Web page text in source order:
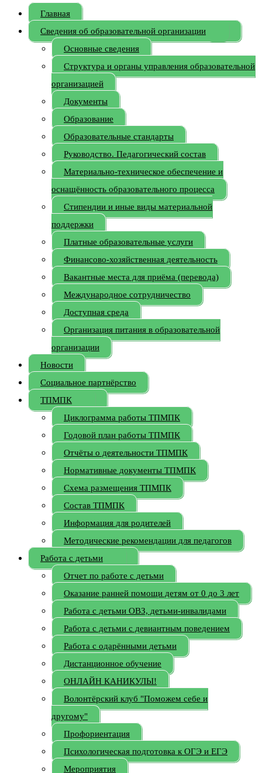
Главная
Сведения об образовательной организации
Основные сведения
Структура и органы управления образовательной
организацией
Документы
Образование
Образовательные стандарты
Руководство. Педагогический состав
Материально-техническое обеспечение и
оснащённость образовательного процесса
Стипендии и иные виды материальной
поддержки
Платные образовательные услуги
Финансово-хозяйственная деятельность
Вакантные места для приёма (перевода)
Международное сотрудничество
Доступная среда
Организация питания в образовательной
организации
Новости
Социальное партнёрство
ТПМПК
Циклограмма работы ТПМПК
Годовой план работы ТПМПК
Отчёты о деятельности ТПМПК
Нормативные документы ТПМПК
Схема размещения ТПМПК
Состав ТПМПК
Информация для родителей
Методические рекомендации для педагогов
Работа с детьми
Отчет по работе с детьми
Оказание ранней помощи детям от 0 до 3 лет
Работа с детьми ОВЗ, детьми-инвалидами
Работа с детьми с девиантным поведением
Работа с одарёнными детьми
Дистанционное обучение
ОНЛАЙН КАНИКУЛЫ!
Волонтёрский клуб "Поможем себе и
другому"
Профориентация
Психологическая подготовка к ОГЭ и ЕГЭ
Мероприятия